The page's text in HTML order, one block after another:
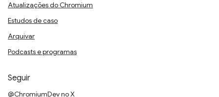
Atualizações do Chromium
Estudos de caso
Arquivar
Podcasts e programas
Seguir
@ChromiumDev no X